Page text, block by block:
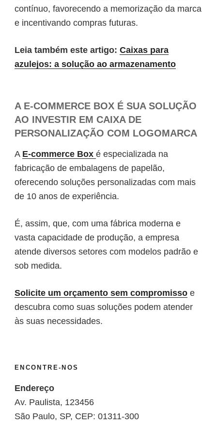
contínuo, favorecendo a memorização da marca
e incentivando compras futuras.
Leia também este artigo: Caixas para
azulejos: a solução ao armazenamento
A E-COMMERCE BOX É SUA SOLUÇÃO
AO INVESTIR EM CAIXA DE
PERSONALIZAÇÃO COM LOGOMARCA
A E-commerce Box é especializada na
fabricação de embalagens de papelão,
oferecendo soluções personalizadas com mais
de 10 anos de experiência.
É, assim, que, com uma fábrica moderna e
vasta capacidade de produção, a empresa
atende diversos setores com modelos padrão e
sob medida.
Solicite um orçamento sem compromisso e
descubra como suas soluções podem atender
às suas necessidades.
ENCONTRE-NOS
Endereço
Av. Paulista, 123456
São Paulo, SP, CEP: 01311-300